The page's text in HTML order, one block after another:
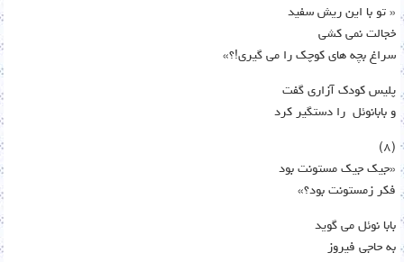
« تو با این ریش سفید
خجالت نمی کشی
سراغ بچه های کوچک را می گیری!؟»
پلیس کودک آزاری گفت
و بابانوئل را دستگیر کرد
(٨)
«جیک جیک مستونت بود
فکر زمستونت بود؟»
بابا نوئل می گوید
به حاجی فیروز